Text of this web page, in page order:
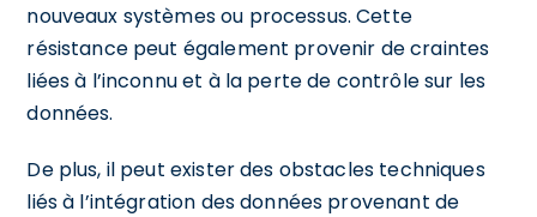
nouveaux systèmes ou processus. Cette
résistance peut également provenir de craintes
liées à l’inconnu et à la perte de contrôle sur les
données.
De plus, il peut exister des obstacles techniques
liés à l’intégration des données provenant de